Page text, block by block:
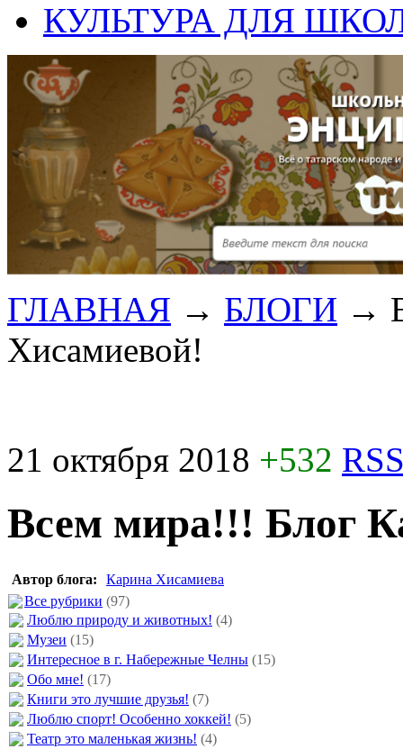
КУЛЬТУРА ДЛЯ
ГЛАВНАЯ → БЛОГИ →
Хисамиевой!
21 октября 2018 +532
Всем мира!!! Блог
Автор блога:
Карина Хисамиева
Все рубрики (97)
Люблю природу и животных! (4)
Музеи (15)
Интересное в г. Набережные Челны (15)
Обо мне! (17)
Книги это лучшие друзья! (7)
Люблю спорт! Особенно хоккей! (5)
Театр это маленькая жизнь! (4)